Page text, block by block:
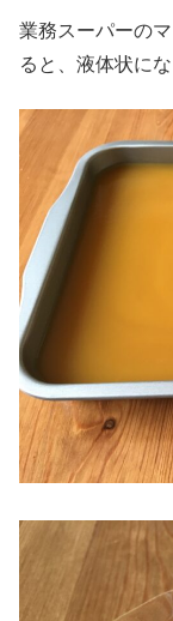
業務スーパーの
ると、液体状に